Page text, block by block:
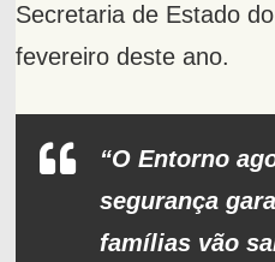
Secretaria de Estado
fevereiro deste ano.
“O Entorno
segurança
famílias vão